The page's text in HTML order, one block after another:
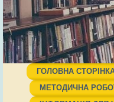
ГОЛОВНА
МЕТОДИЧНА